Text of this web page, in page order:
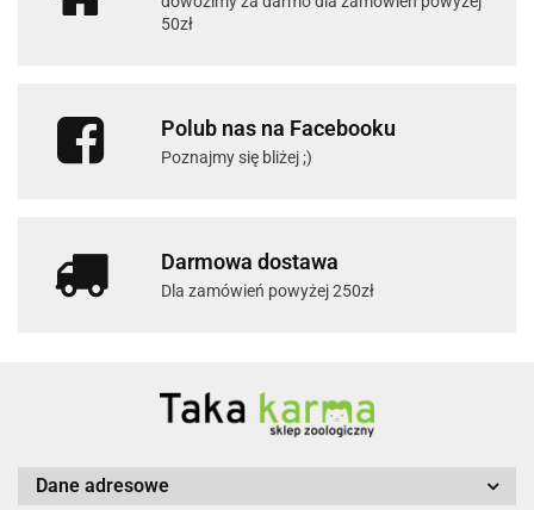
50zł
Polub nas na Facebooku
Poznajmy się bliżej ;)
Darmowa dostawa
Dla zamówień powyżej 250zł
Dane adresowe